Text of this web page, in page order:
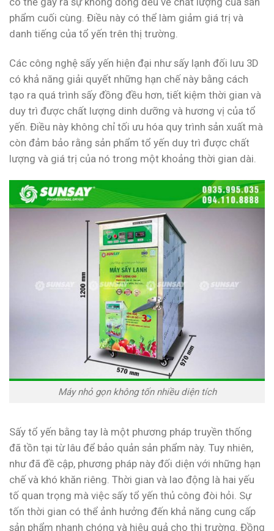
phẩm cuối cùng. Điều này có thể làm giảm giá trị và
danh tiếng của tổ yến trên thị trường.
Các công nghệ sấy yến hiện đại như sấy lạnh đối lưu 3D
có khả năng giải quyết những hạn chế này bằng cách
tạo ra quá trình sấy đồng đều hơn, tiết kiệm thời gian và
duy trì được chất lượng dinh dưỡng và hương vị của tổ
yến. Điều này không chỉ tối ưu hóa quy trình sản xuất mà
còn đảm bảo rằng sản phẩm tổ yến duy trì được chất
lượng và giá trị của nó trong một khoảng thời gian dài.
Máy nhỏ gọn không tốn nhiều diện tích
Sấy tổ yến bằng tay là một phương pháp truyền thống
đã tồn tại từ lâu để bảo quản sản phẩm này. Tuy nhiên,
như đã đề cập, phương pháp này đối diện với những hạn
chế và khó khăn riêng. Thời gian và lao động là hai yếu
tố quan trọng mà việc sấy tổ yến thủ công đòi hỏi. Sự
tốn thời gian có thể ảnh hưởng đến khả năng cung cấp
sản phẩm nhanh chóng và hiệu quả cho thị trường. Đồng